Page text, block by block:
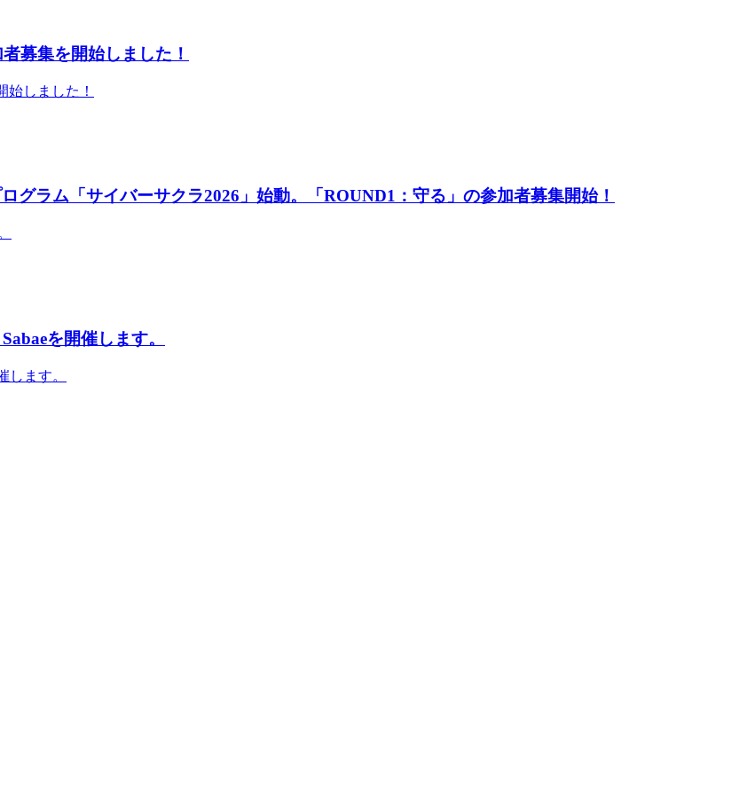
募集を開始しました！
始しました！
グラム「サイバーサクラ2026」始動。「ROUND1：守る」の参加者募集開始！
を開催します。
します。